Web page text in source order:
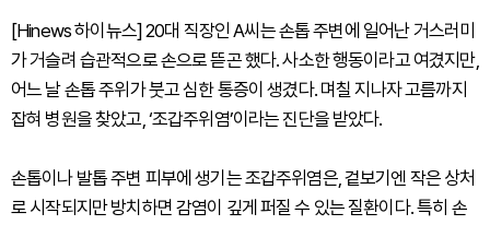
[Hinews 하이뉴스] 20대 직장인 A씨는 손톱 주변에 일어난 거스러미
가 거슬려 습관적으로 손으로 뜯곤 했다. 사소한 행동이라고 여겼지만,
어느 날 손톱 주위가 붓고 심한 통증이 생겼다. 며칠 지나자 고름까지
잡혀 병원을 찾았고, ‘조갑주위염’이라는 진단을 받았다.
손톱이나 발톱 주변 피부에 생기는 조갑주위염은, 겉보기엔 작은 상처
로 시작되지만 방치하면 감염이 깊게 퍼질 수 있는 질환이다. 특히 손